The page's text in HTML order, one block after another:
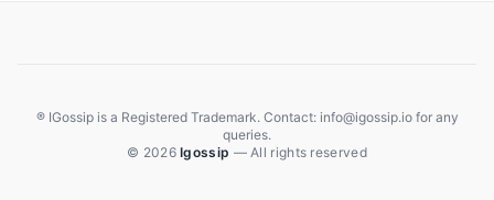
® IGossip is a Registered Trademark. Contact: info@igossip.io for any
queries.
© 2026Igossip — All rights reserved